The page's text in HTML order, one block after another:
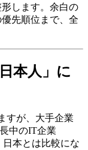
します。余白の
先順位まで、全
本人」に
すが、大手企業
中のIT企業
日本とは比較にな